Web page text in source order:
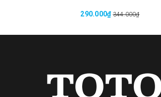
290.000₫ 344.000₫